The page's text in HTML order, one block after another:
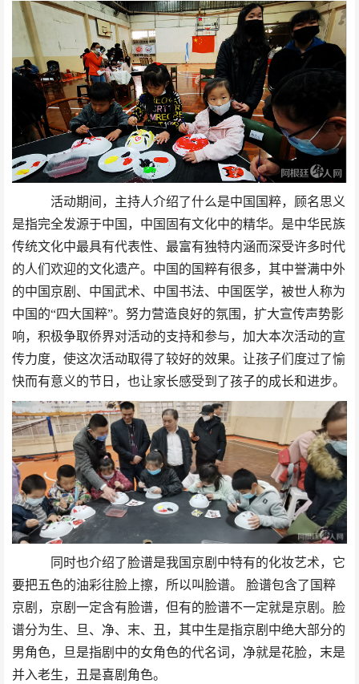
活动期间， 主持人介绍了什么是中国国粹，顾名思义
是指完全发源于中国，中国固有文化中的精华。是中华民族
传统文化中最具有代表性、最富有独特内涵而深受许多时代
的人们欢迎的文化遗产。中国的国粹有很多，其中誉满中外
的中国京剧、中国武术、中国书法、中国医学，被世人称为
中国的“四大国粹”。努力营造良好的氛围，扩大宣传声势影
响，积极争取侨界对活动的支持和参与，加大本次活动的宣
传力度，使这次活动取得了较好的效果。让孩子们度过了愉
快而有意义的节日，也让家长感受到了孩子的成长和进步。
同时也介绍了脸谱是我国京剧中特有的化妆艺术，它
要把五色的油彩往脸上擦，所以叫脸谱。
脸谱包含了国粹
京剧，京剧一定含有脸谱，但有的脸谱不一定就是京剧。脸
谱分为生、旦、净、末、丑，其中生是指京剧中绝大部分的
男角色，旦是指剧中的女角色的代名词，净就是花脸，末是
并入老生，丑是喜剧角色。